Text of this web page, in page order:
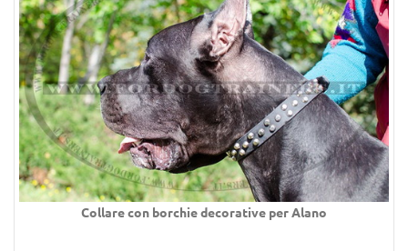
Collare con borchie decorative per Alano